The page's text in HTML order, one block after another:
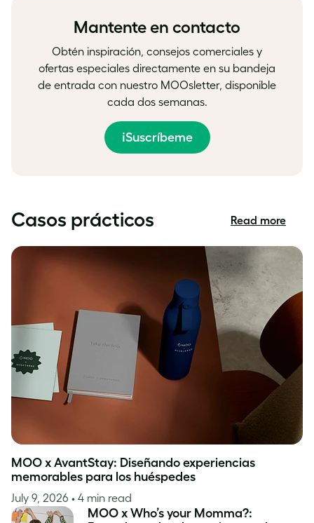
Mantente en contacto
Obtén inspiración, consejos comerciales y
ofertas especiales directamente en su bandeja
de entrada con nuestro MOOsletter, disponible
cada dos semanas.
¡Suscríbeme
Casos prácticos
Read more
prácticos
MOO x AvantStay: Diseñando experiencias
memorables para los huéspedes
July 9, 2026 • 4 min read
MOO x Who’s your Momma?: